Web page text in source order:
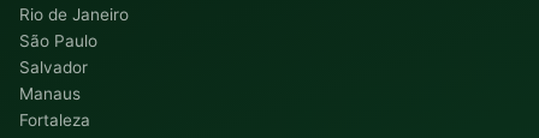
Rio de Janeiro
São Paulo
Salvador
Manaus
Fortaleza